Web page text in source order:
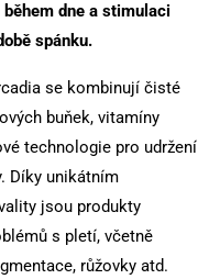
dne a stimulaci
spánku.
se kombinují čisté
buňek, vitamíny
technologie pro udržení
Díky unikátním
jsou produkty
s pletí, včetně
růžovky atd.